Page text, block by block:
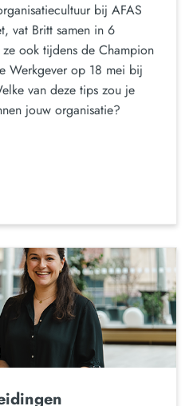
bij AFAS
vat Britt samen in 6
ook tijdens de Champion
Werkgever op 18 mei bij
van deze tips zou je
jouw organisatie?